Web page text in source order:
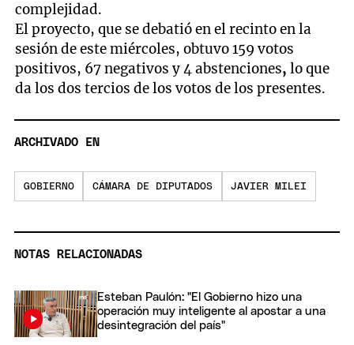
complejidad.
El proyecto, que se debatió en el recinto en la
sesión de este miércoles, obtuvo 159 votos
positivos, 67 negativos y 4 abstenciones, lo que
da los dos tercios de los votos de los presentes.
ARCHIVADO EN
GOBIERNO CÁMARA DE DIPUTADOS JAVIER MILEI
NOTAS RELACIONADAS
Esteban Paulón: "El Gobierno hizo una
operación muy inteligente al apostar a una
desintegración del país"